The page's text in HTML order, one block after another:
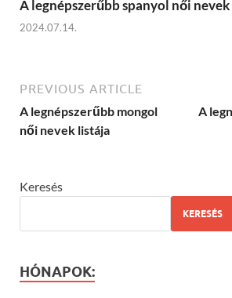
A legnépszerűbb spanyol női
2024.07.14.
PREVIOUS ARTICLE
A legnépszerűbb mongol
női nevek listája
A
Keresés
KERESÉS
HÓNAPOK: